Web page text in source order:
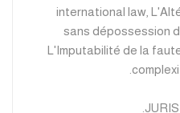
international law,
sans dépossession
L'Imputabilité de la